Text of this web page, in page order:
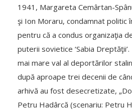
1941, Margareta Cemârtan-
şi Ion Moraru, condamnat politic
pentru că a condus organizaţia
puterii sovietice ‘Sabia
mai mare val al deportărilor
după aproape trei decenii de
arhivă au fost desecretizate,
Petru Hadârcă (scenariu: Petru